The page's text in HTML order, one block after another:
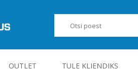
OUTLET TULE KLIENDIKS